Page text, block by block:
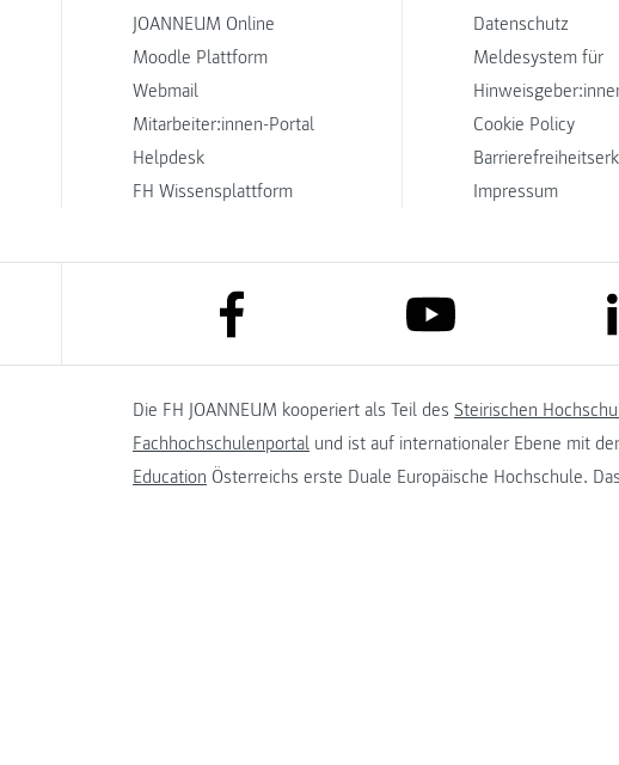
JOANNEUM Online
Moodle Plattform
Webmail
Mitarbeiter:innen-Portal
Helpdesk
FH Wissensplattform
Datenschutz
Meldesystem für
Cookie Policy
Impressum
link to facebook link to youtube
Die FH JOANNEUM kooperiert als Teil des Steirischen
Fachhochschulenportal und ist auf internationaler Ebene mit
Education Österreichs erste Duale Europäische Hochschule. Das